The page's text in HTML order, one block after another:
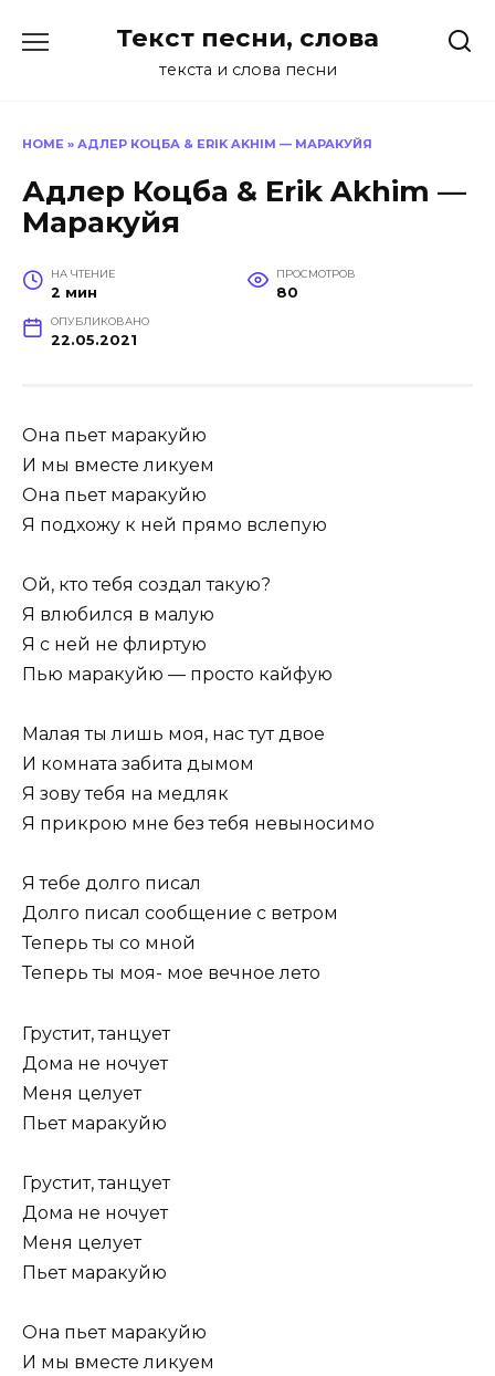
Текст песни, слова
текста и слова песни
HOME » АДЛЕР КОЦБА & ERIK AKHIM — МАРАКУЙЯ
Адлер Коцба & Erik Akhim —
Маракуйя
НА ЧТЕНИЕ
2 мин
ПРОСМОТРОВ
80
ОПУБЛИКОВАНО
22.05.2021
Она пьет маракуйю
И мы вместе ликуем
Она пьет маракуйю
Я подхожу к ней прямо вслепую
Ой, кто тебя создал такую?
Я влюбился в малую
Я с ней не флиртую
Пью маракуйю — просто кайфую
Малая ты лишь моя, нас тут двое
И комната забита дымом
Я зову тебя на медляк
Я прикрою мне без тебя невыносимо
Я тебе долго писал
Долго писал сообщение с ветром
Теперь ты со мной
Теперь ты моя- мое вечное лето
Грустит, танцует
Дома не ночует
Меня целует
Пьет маракуйю
Грустит, танцует
Дома не ночует
Меня целует
Пьет маракуйю
Она пьет маракуйю
И мы вместе ликуем